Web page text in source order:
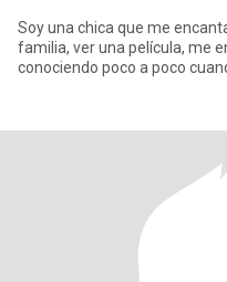
Soy una chica que me
familia, ver una película, me
conociendo poco a poco